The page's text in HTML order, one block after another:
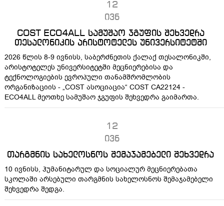
12
ივნ
COST ECO4ALL სამუშაო ჯგუფის შეხვედრა
თესალონიკის არისტოტელეს უნივერსიტეტში
2026 წლის 8-9 ივნისს, საბერძნეთის ქალაქ თესალონიკში,
არისტოტელეს უნივერსიტეტში მეცნიერებისა და
ტექნოლოგიების ევროპული თანამშრომლობის
ორგანიზაციის - „COST ასოციაცია“ COST CA22124 -
ECO4ALL მეოთხე სამუშაო ჯგუფის შეხვედრა გაიმართა.
12
ივნ
თარგმნის სახელოსნოს შემაჯამებელი შეხვედრა
10 ივნისს, ჰუმანიტარულ და სოციალურ მეცნიერებათა
სკოლაში არსებული თარგმნის სახელოსნოს შემაჯამებელი
შეხვედრა შედგა.